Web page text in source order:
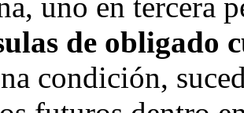
uno en tercera
de obligado
condición,